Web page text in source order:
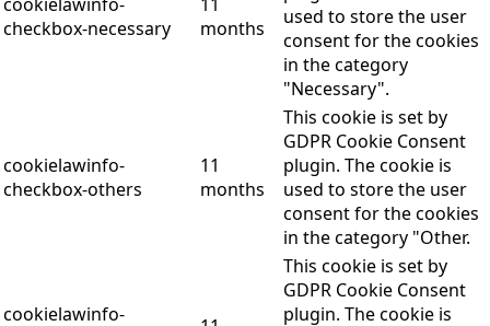
checkbox-necessary
months
used to store the user
consent for the cookies
in the category
"Necessary".
cookielawinfo-
checkbox-others
11
months
This cookie is set by
GDPR Cookie Consent
plugin. The cookie is
used to store the user
consent for the cookies
in the category "Other.
cookielawinfo-
This cookie is set by
GDPR Cookie Consent
plugin. The cookie is